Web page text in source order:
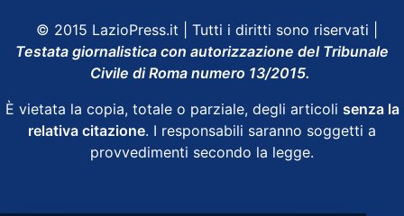
© 2015 LazioPress.it | Tutti i diritti sono riservati |
Testata giornalistica con autorizzazione del Tribunale
Civile di Roma numero 13/2015.
È vietata la copia, totale o parziale, degli articoli senza la
relativa citazione. I responsabili saranno soggetti a
provvedimenti secondo la legge.